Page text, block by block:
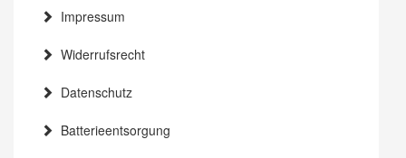
Impressum
Widerrufsrecht
Datenschutz
Batterieentsorgung